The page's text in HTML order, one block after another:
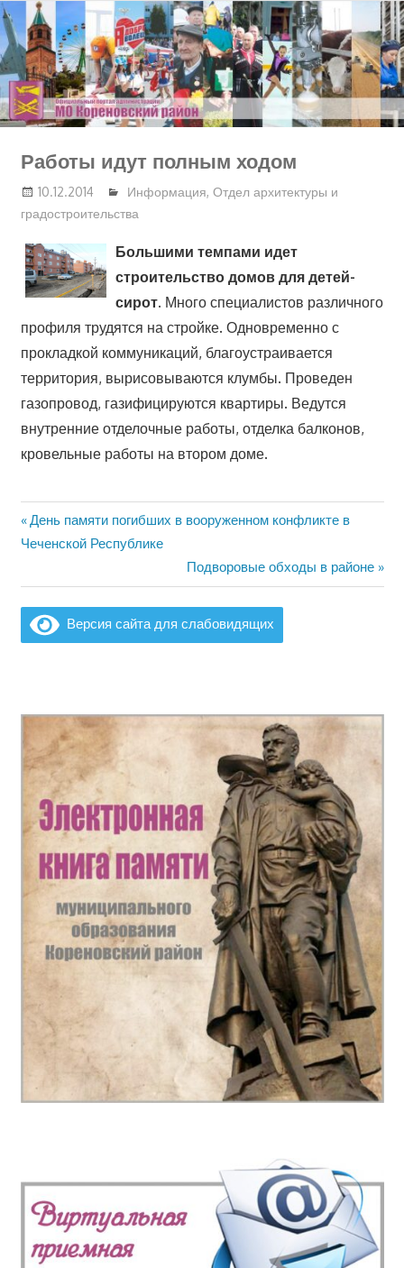
Перейти
к
содержимому
Работы идут полным ходом
10.12.2014 Информация, Отдел архитектуры и
градостроительства
Большими темпами идет
строительство домов для детей-
сирот. Много специалистов различного
профиля трудятся на стройке. Одновременно с
прокладкой коммуникаций, благоустраивается
территория, вырисовываются клумбы. Проведен
газопровод, газифицируются квартиры. Ведутся
внутренние отделочные работы, отделка балконов,
кровельные работы на втором доме.
Навигация
записям
Предыдущая
запись:
День памяти погибших в вооруженном конфликте в
Чеченской Республике
Следующая
запись:
Подворовые обходы в районе
Версия сайта для слабовидящих